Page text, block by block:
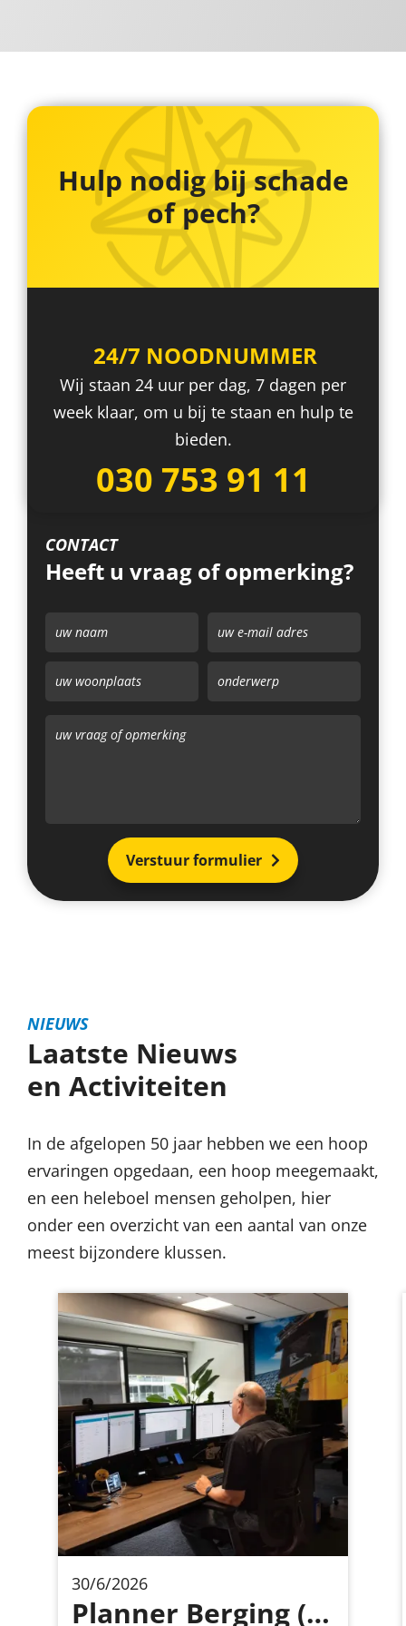
Hulp nodig bij schade
of pech?
24/7 NOODNUMMER
Wij staan 24 uur per dag, 7 dagen per
week klaar, om u bij te staan en hulp te
bieden.
030 753 91 11
CONTACT
Heeft u vraag of opmerking?
Verstuur formulier
NIEUWS
Laatste Nieuws
en Activiteiten
In de afgelopen 50 jaar hebben we een hoop
ervaringen opgedaan, een hoop meegemaakt,
en een heleboel mensen geholpen, hier
onder een overzicht van een aantal van onze
meest bijzondere klussen.
30/6/2026
Planner Berging (– uur) – Geen standaard -tot- baan Sommige mensen worden blij van vaste routines en dagen die vo...